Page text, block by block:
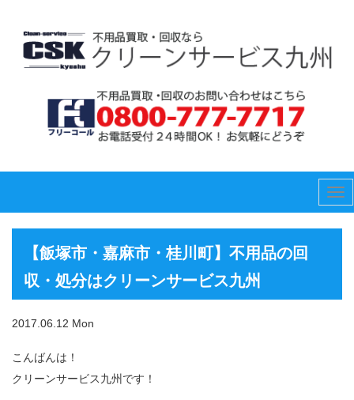
【飯塚市・嘉麻市・桂川町】不用品の回
収・処分はクリーンサービス九州
2017.06.12 Mon
こんばんは！
クリーンサービス九州です！